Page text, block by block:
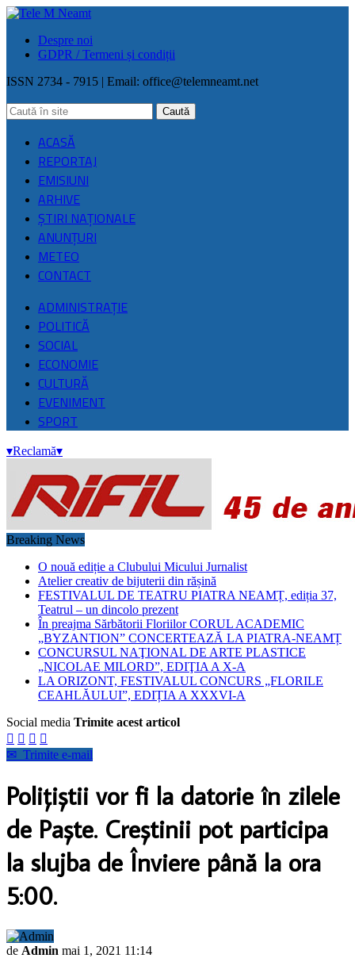
Despre noi
GDPR / Termeni și condiții
ISSN 2734 - 7915 | Email: office@telemneamt.net
ACASĂ
REPORTAJ
EMISIUNI
ARHIVE
ŞTIRI NAŢIONALE
ANUNȚURI
METEO
CONTACT
ADMINISTRAȚIE
POLITICĂ
SOCIAL
ECONOMIE
CULTURĂ
EVENIMENT
SPORT
▾Reclamă▾
Breaking News
O nouă ediție a Clubului Micului Jurnalist
Atelier creativ de bijuterii din rășină
FESTIVALUL DE TEATRU PIATRA NEAMȚ, ediția 37,
Teatrul – un dincolo prezent
În preajma Sărbătorii Floriilor CORUL ACADEMIC
„BYZANTION” CONCERTEAZĂ LA PIATRA-NEAMȚ
CONCURSUL NAŢIONAL DE ARTE PLASTICE
„NICOLAE MILORD”, EDIŢIA A X-A
LA ORIZONT, FESTIVALUL CONCURS „FLORILE
CEAHLĂULUI”, EDIȚIA A XXXVI-A
Social media Trimite acest articol
   
✉ Trimite e-mail
Polițiștii vor fi la datorie în zilele
de Paște. Creștinii pot participa
la slujba de Înviere până la ora
5:00.
de Admin mai 1, 2021 11:14